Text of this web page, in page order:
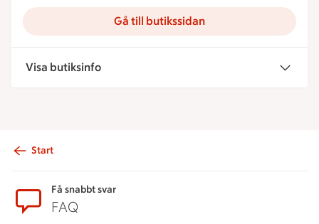
Gå till butikssidan
Visa butiksinfo
Start
Få snabbt svar
FAQ